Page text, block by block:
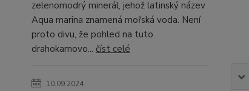
zelenomodrý minerál, jehož latinský název
Aqua marina znamená mořská voda. Není
proto divu, že pohled na tuto
drahokamovo... číst celé
10.09.2024